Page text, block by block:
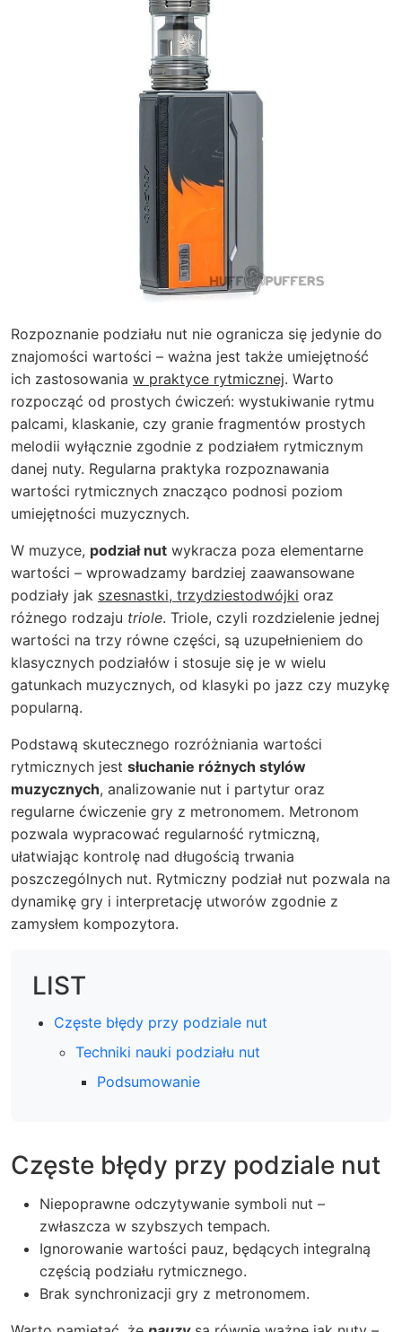
Rozpoznanie podziału nut nie ogranicza się jedynie do
znajomości wartości – ważna jest także umiejętność
ich zastosowania w praktyce rytmicznej. Warto
rozpocząć od prostych ćwiczeń: wystukiwanie rytmu
palcami, klaskanie, czy granie fragmentów prostych
melodii wyłącznie zgodnie z podziałem rytmicznym
danej nuty. Regularna praktyka rozpoznawania
wartości rytmicznych znacząco podnosi poziom
umiejętności muzycznych.
W muzyce, podział nut wykracza poza elementarne
wartości – wprowadzamy bardziej zaawansowane
podziały jak szesnastki, trzydziestodwójki oraz
różnego rodzaju triole. Triole, czyli rozdzielenie jednej
wartości na trzy równe części, są uzupełnieniem do
klasycznych podziałów i stosuje się je w wielu
gatunkach muzycznych, od klasyki po jazz czy muzykę
popularną.
Podstawą skutecznego rozróżniania wartości
rytmicznych jest słuchanie różnych stylów
muzycznych, analizowanie nut i partytur oraz
regularne ćwiczenie gry z metronomem. Metronom
pozwala wypracować regularność rytmiczną,
ułatwiając kontrolę nad długością trwania
poszczególnych nut. Rytmiczny podział nut pozwala na
dynamikę gry i interpretację utworów zgodnie z
zamysłem kompozytora.
LIST
Częste błędy przy podziale nut
Techniki nauki podziału nut
Podsumowanie
Częste błędy przy podziale nut
Niepoprawne odczytywanie symboli nut –
zwłaszcza w szybszych tempach.
Ignorowanie wartości pauz, będących integralną
częścią podziału rytmicznego.
Brak synchronizacji gry z metronomem.